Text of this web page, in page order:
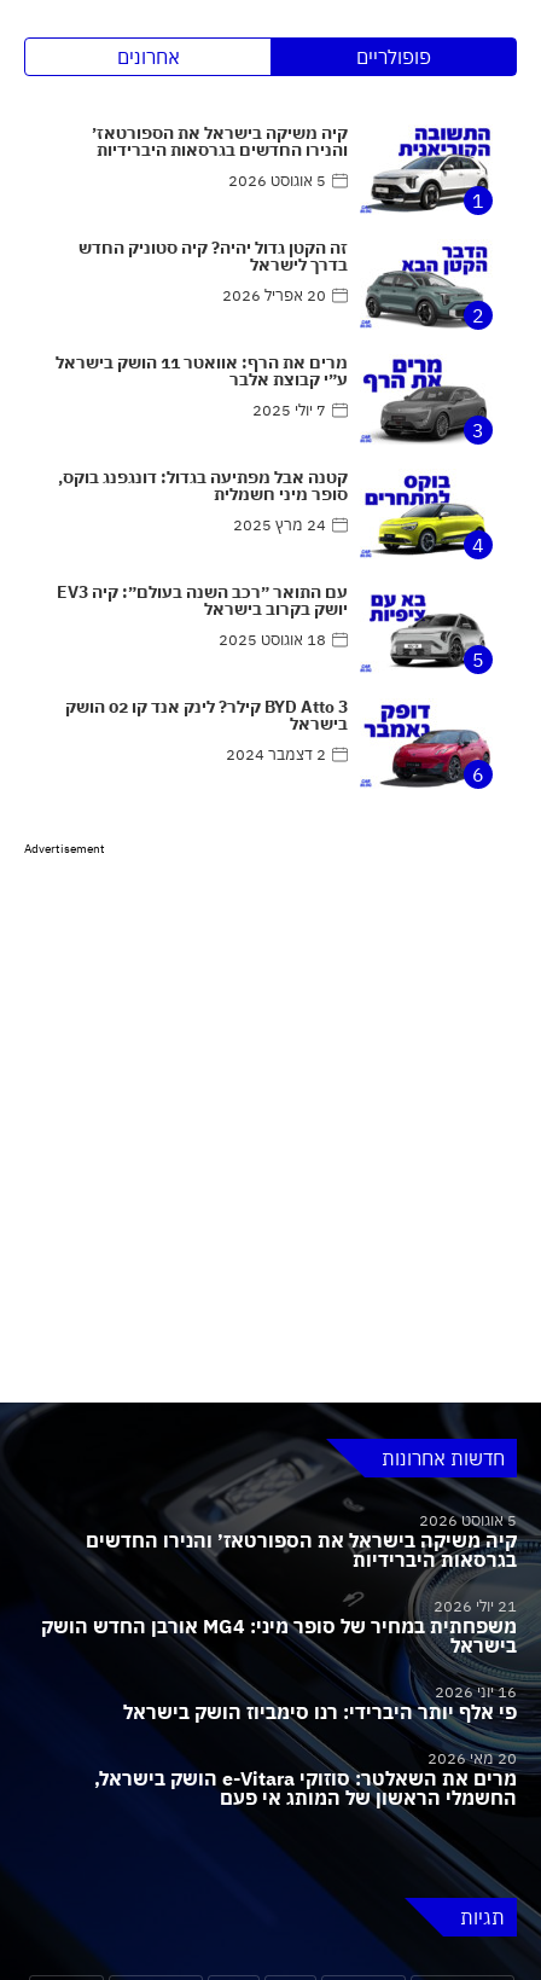
פופולריים אחרונים
1
קיה משיקה בישראל את הספורטאז׳
והנירו החדשים בגרסאות היברידיות
5 אוגוסט 2026
2
זה הקטן גדול יהיה? קיה סטוניק החדש
בדרך לישראל
20 אפריל 2026
3
מרים את הרף: אוואטר 11 הושק בישראל
ע״י קבוצת אלבר
7 יולי 2025
4
קטנה אבל מפתיעה בגדול: דונגפנג בוקס,
סופר מיני חשמלית
24 מרץ 2025
5
עם התואר ״רכב השנה בעולם״: קיה EV3
יושק בקרוב בישראל
18 אוגוסט 2025
6
BYD Atto 3 קילר? לינק אנד קו 02 הושק
בישראל
2 דצמבר 2024
Advertisement
חדשות אחרונות
5 אוגוסט 2026
קיה משיקה בישראל את הספורטאז׳ והנירו החדשים
בגרסאות היברידיות
21 יולי 2026
משפחתית במחיר של סופר מיני: MG4 אורבן החדש הושק
בישראל
16 יוני 2026
פי אלף יותר היברידי: רנו סימביוז הושק בישראל
20 מאי 2026
מרים את השאלטר: סוזוקי e-Vitara הושק בישראל,
החשמלי הראשון של המותג אי פעם
תגיות